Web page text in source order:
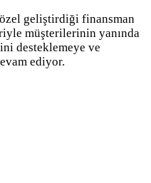
geliştirdiği finansman
müşterilerinin yanında
desteklemeye ve
ediyor.